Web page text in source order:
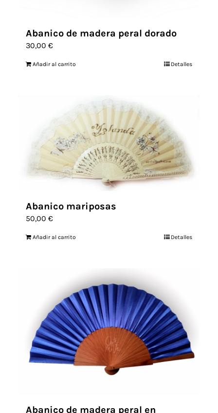
Abanico de madera peral dorado
30,00 €
Añadir al carrito Detalles
Abanico mariposas
50,00 €
Añadir al carrito Detalles
Abanico de madera peral en